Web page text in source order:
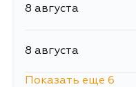
8 августа
8 августа
Показать еще 6